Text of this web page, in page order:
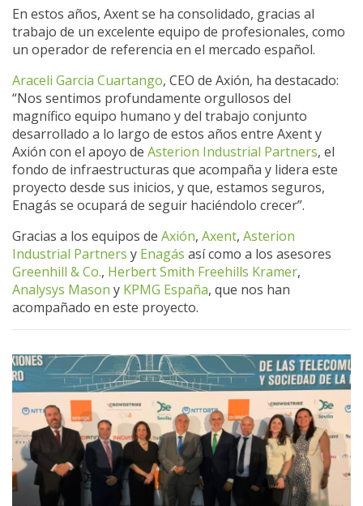
En estos años, Axent se ha consolidado, gracias al
trabajo de un excelente equipo de profesionales, como
un operador de referencia en el mercado español.
Araceli Garcia Cuartango, CEO de Axión, ha destacado:
“Nos sentimos profundamente orgullosos del
magnífico equipo humano y del trabajo conjunto
desarrollado a lo largo de estos años entre Axent y
Axión con el apoyo de Asterion Industrial Partners, el
fondo de infraestructuras que acompaña y lidera este
proyecto desde sus inicios, y que, estamos seguros,
Enagás se ocupará de seguir haciéndolo crecer”.
Gracias a los equipos de Axión, Axent, Asterion
Industrial Partners y Enagás así como a los asesores
Greenhill & Co., Herbert Smith Freehills Kramer,
Analysys Mason y KPMG España, que nos han
acompañado en este proyecto.